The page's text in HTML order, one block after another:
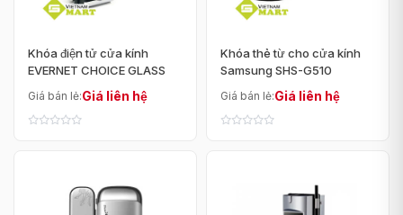
Khóa điện tử cửa kính
EVERNET CHOICE GLASS
Giá bán lẻ:Giá liên hệ
Khóa thẻ từ cho cửa kính
Samsung SHS-G510
Giá bán lẻ:Giá liên hệ